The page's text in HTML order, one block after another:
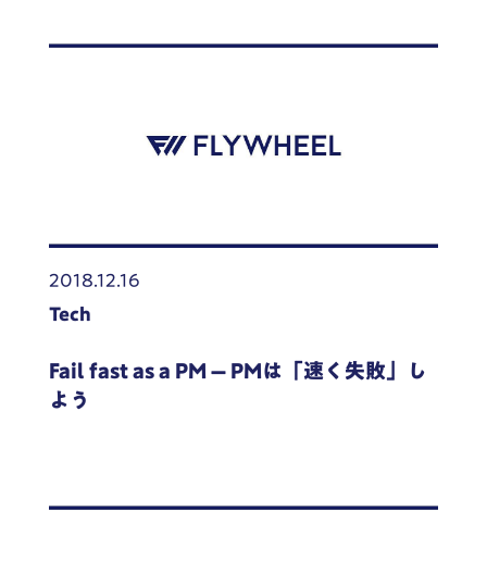
2018.12.16
Tech
Fail fast as a PM – PMは「速く失敗」し
よう